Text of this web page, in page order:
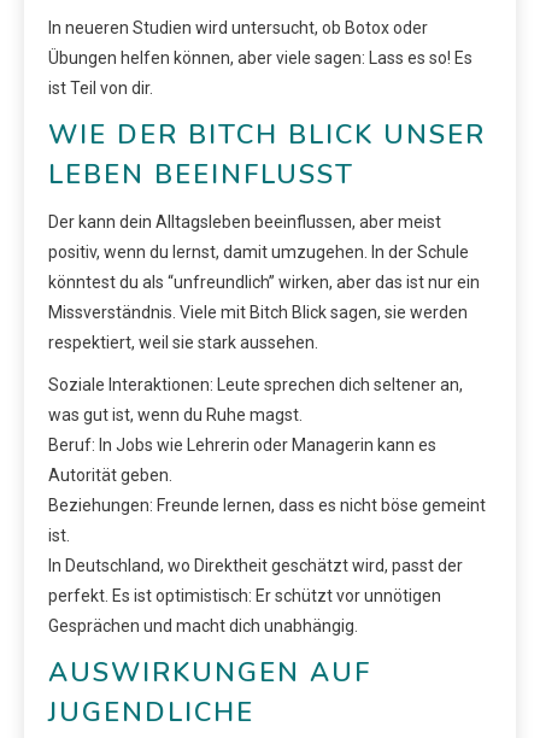
In neueren Studien wird untersucht, ob Botox oder
Übungen helfen können, aber viele sagen: Lass es so! Es
ist Teil von dir.
WIE DER BITCH BLICK UNSER
LEBEN BEEINFLUSST
Der kann dein Alltagsleben beeinflussen, aber meist
positiv, wenn du lernst, damit umzugehen. In der Schule
könntest du als “unfreundlich” wirken, aber das ist nur ein
Missverständnis. Viele mit Bitch Blick sagen, sie werden
respektiert, weil sie stark aussehen.
Soziale Interaktionen: Leute sprechen dich seltener an,
was gut ist, wenn du Ruhe magst.
Beruf: In Jobs wie Lehrerin oder Managerin kann es
Autorität geben.
Beziehungen: Freunde lernen, dass es nicht böse gemeint
ist.
In Deutschland, wo Direktheit geschätzt wird, passt der
perfekt. Es ist optimistisch: Er schützt vor unnötigen
Gesprächen und macht dich unabhängig.
AUSWIRKUNGEN AUF
JUGENDLICHE